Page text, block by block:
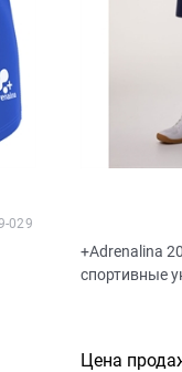
029
+Adrenalina
спортивные
Цена